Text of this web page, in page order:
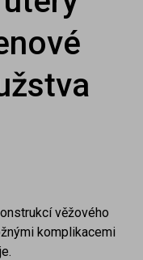
věžového
komplikacemi